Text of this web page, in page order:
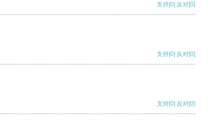
支持[0] 反对[0]
支持[0] 反对[0]
支持[0] 反对[0]